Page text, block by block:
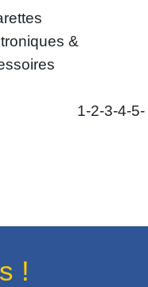
&
1-2-3-4-5-
!